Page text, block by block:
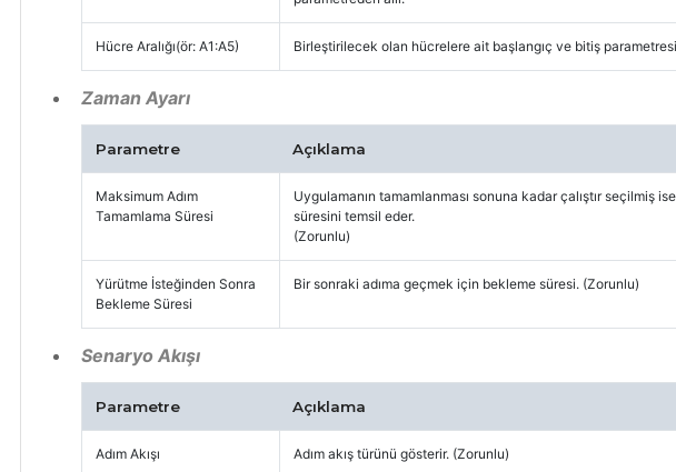
Hücre Aralığı(ör: A1:A5) Birleştirilecek olan hücrelere ait başlangıç ve bitiş
Zaman Ayarı
Parametre Açıklama
Maksimum Adım
Tamamlama Süresi
Uygulamanın tamamlanması sonuna kadar çalıştır seçilmiş ise
süresini temsil eder.
(Zorunlu)
Yürütme İsteğinden Sonra
Bekleme Süresi
Bir sonraki adıma geçmek için bekleme süresi. (Zorunlu)
Senaryo Akışı
Parametre Açıklama
Adım Akışı Adım akış türünü gösterir. (Zorunlu)